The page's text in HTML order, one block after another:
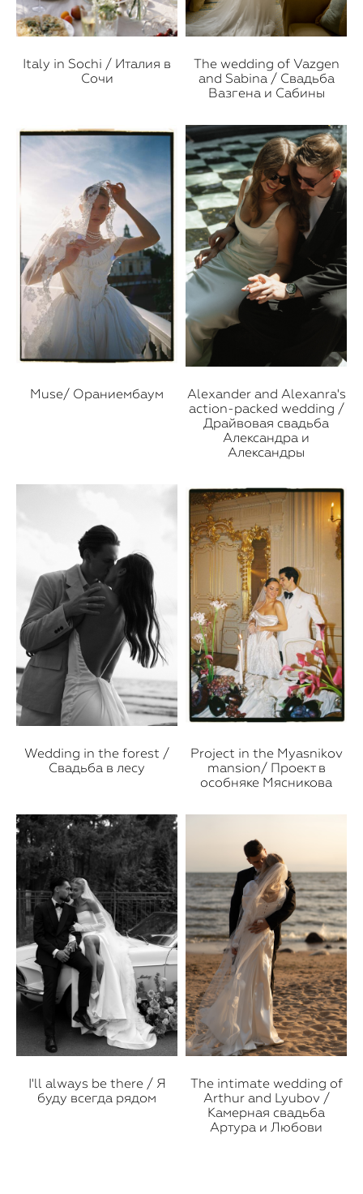
Italy in Sochi / Италия в
Сочи
The wedding of Vazgen
and Sabina / Свадьба
Вазгена и Сабины
Muse/ Ораниембаум
Alexander and Alexanra's
action-packed wedding /
Драйвовая свадьба
Александра и
Александры
Wedding in the forest /
Свадьба в лесу
Project in the Myasnikov
mansion/ Проект в
особняке Мясникова
I'll always be there / Я
буду всегда рядом
The intimate wedding of
Arthur and Lyubov /
Камерная свадьба
Артура и Любови